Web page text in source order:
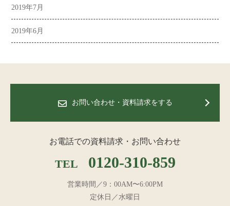
2019年7月
2019年6月
お問い合わせ・資料請求をする
お電話での資料請求・お問い合わせ
TEL 0120-310-859
営業時間／9：00AM〜6:00PM
定休日／水曜日